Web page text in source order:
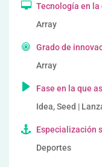
Tecnología en la
Array
Grado de
Array
Fase en la que
Idea, Seed |
Especialización
Deportes